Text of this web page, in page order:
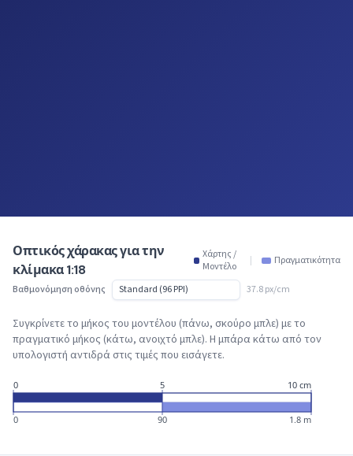
Οπτικός χάρακας για την
κλίμακα 1:18
Χάρτης /
Μοντέλο
| Πραγματικότητα
Βαθμονόμηση οθόνης 37.8 px/cm
Συγκρίνετε το μήκος του μοντέλου (πάνω, σκούρο μπλε) με το
πραγματικό μήκος (κάτω, ανοιχτό μπλε). Η μπάρα κάτω από τον
υπολογιστή αντιδρά στις τιμές που εισάγετε.
0
0
5
90
10 cm
1.8 m